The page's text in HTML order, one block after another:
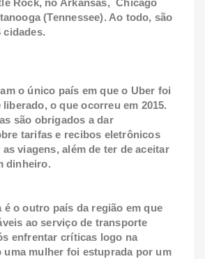
(Tennessee). Ao todo, são
cidades.
o único país em que o Uber foi
o que ocorreu em 2015.
são obrigados a dar
tarifas e recibos eletrônicos
viagens, além de ter de aceitar
dinheiro.
é o outro país da região em que
ao serviço de transporte
enfrentar críticas logo na
uma mulher foi estuprada por um